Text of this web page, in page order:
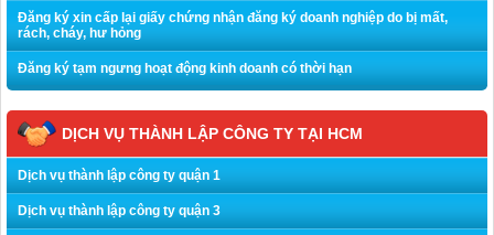
Đăng ký xin cấp lại giấy chứng nhận đăng ký doanh nghiệp do bị mất,
rách, cháy, hư hỏng
Đăng ký tạm ngưng hoạt động kinh doanh có thời hạn
DỊCH VỤ THÀNH LẬP CÔNG TY TẠI HCM
Dịch vụ thành lập công ty quận 1
Dịch vụ thành lập công ty quận 3